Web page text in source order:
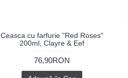
Ceasca cu farfurie "Red Roses"
200ml, Clayre & Eef
76,90RON